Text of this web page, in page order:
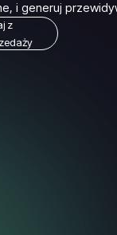
i generuj
z